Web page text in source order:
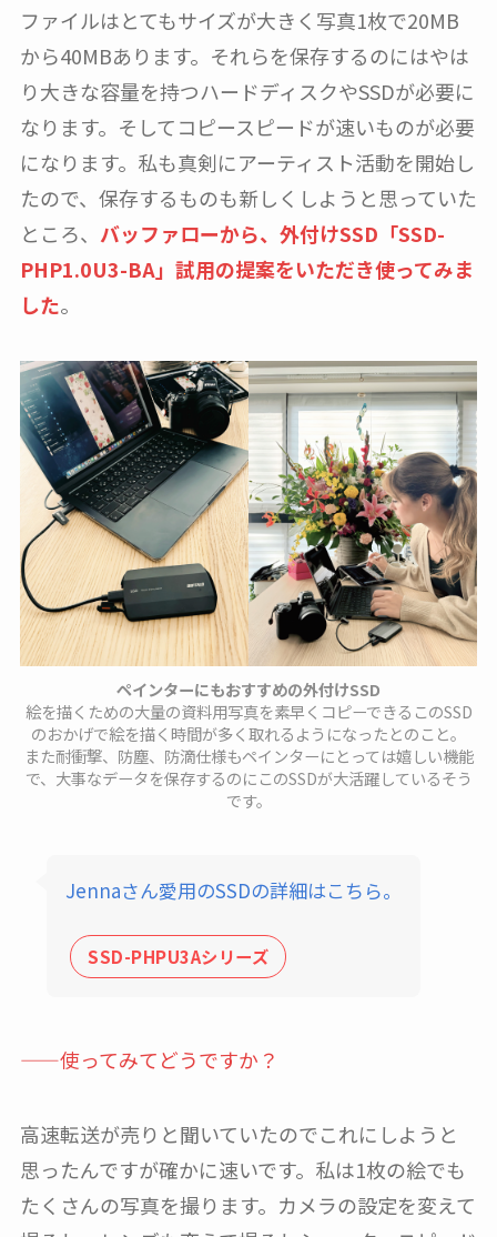
ファイルはとてもサイズが大きく写真1枚で20MB
から40MBあります。それらを保存するのにはやは
り大きな容量を持つハードディスクやSSDが必要に
なります。そしてコピースピードが速いものが必要
になります。私も真剣にアーティスト活動を開始し
たので、保存するものも新しくしようと思っていた
ところ、 バッファローから、外付けSSD「SSD-
PHP1.0U3-BA」試用の提案をいただき使ってみま
した。
ペインターにもおすすめの外付けSSD
絵を描くための大量の資料用写真を素早くコピーできるこのSSD
のおかげで絵を描く時間が多く取れるようになったとのこと。
また耐衝撃、防塵、防滴仕様もペインターにとっては嬉しい機能
で、大事なデータを保存するのにこのSSDが大活躍しているそう
です。
Jennaさん愛用のSSDの詳細はこちら。
SSD-PHPU3Aシリーズ
——使ってみてどうですか？
高速転送が売りと聞いていたのでこれにしようと
思ったんですが確かに速いです。私は1枚の絵でも
たくさんの写真を撮ります。カメラの設定を変えて